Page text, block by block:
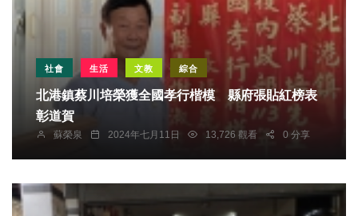
社會 生活 文教 綜合
北港鎮蔡川培榮獲全國孝行楷模 縣府張貼紅榜表
彰道賀
蘇榮泉 2024年七月11日 13,726 觀看 0 分享